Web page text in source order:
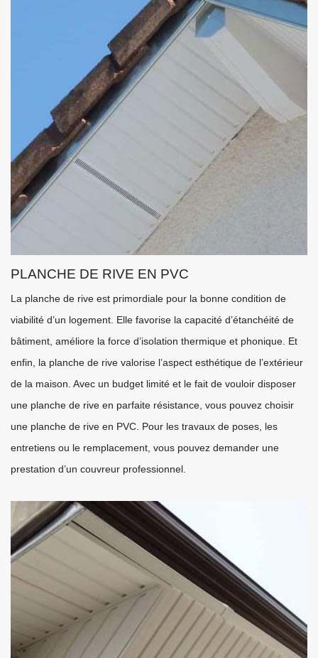
PLANCHE DE RIVE EN PVC
La planche de rive est primordiale pour la bonne condition de
viabilité d’un logement. Elle favorise la capacité d’étanchéité de
bâtiment, améliore la force d’isolation thermique et phonique. Et
enfin, la planche de rive valorise l’aspect esthétique de l’extérieur
de la maison. Avec un budget limité et le fait de vouloir disposer
une planche de rive en parfaite résistance, vous pouvez choisir
une planche de rive en PVC. Pour les travaux de poses, les
entretiens ou le remplacement, vous pouvez demander une
prestation d’un couvreur professionnel.